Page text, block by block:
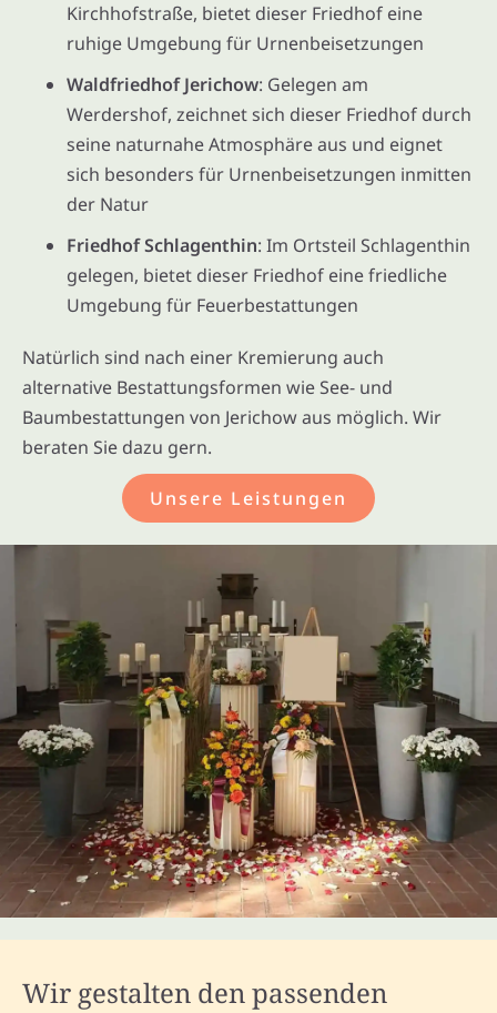
Kirchhofstraße, bietet dieser Friedhof eine
ruhige Umgebung für Urnenbeisetzungen
Waldfriedhof Jerichow: Gelegen am
Werdershof, zeichnet sich dieser Friedhof durch
seine naturnahe Atmosphäre aus und eignet
sich besonders für Urnenbeisetzungen inmitten
der Natur
Friedhof Schlagenthin: Im Ortsteil Schlagenthin
gelegen, bietet dieser Friedhof eine friedliche
Umgebung für Feuerbestattungen
Natürlich sind nach einer Kremierung auch
alternative Bestattungsformen wie See- und
Baumbestattungen von Jerichow aus möglich. Wir
beraten Sie dazu gern.
Unsere Leistungen
Wir gestalten den passenden